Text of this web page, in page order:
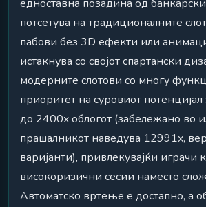
едноставна позадина од
потсетува на традиционалните
пабови без 3D ефекти или
истакнува со својот спартански
модерните слотови со многу
приоритет на суровиот
до 2400x облогот (забележано во
прашалникот наведува 12991x,
варијанти), привлекувајќи играчи
високоризични сесии наместо
Автоматско вртење е достапно, а